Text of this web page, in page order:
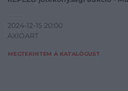
2024-12-15 20:00
AXIOART
MEGTEKINTEM A KATALÓGUST